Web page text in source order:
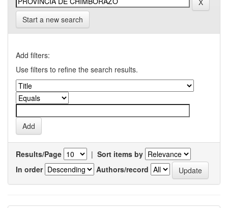
Start a new search
Add filters:
Use filters to refine the search results.
Results/Page | Sort items by
In order
Authors/record